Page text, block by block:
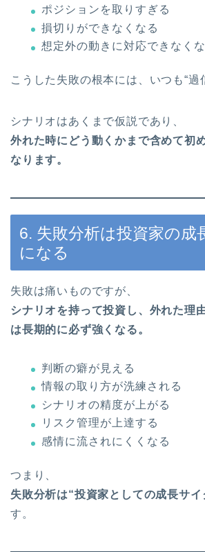
ポジションを取りすぎる
損切りができなくなる
想定外の動きに対応できなく
こうした失敗の根本には、いつも“過
シナリオはあくまで仮説であり、
外れた時にどう動くかまで含めて初
なります。
6. 失敗分析は投資家の成
になる
失敗は痛いものですが、
シナリオを持って投資し、外れた理
は長期的に必ず強くなる。
判断の癖が見える
情報の取り方が洗練される
シナリオの精度が上がる
リスク管理が上達する
感情に流されにくくなる
つまり、
失敗分析は“投資家としての成長サイ
す。